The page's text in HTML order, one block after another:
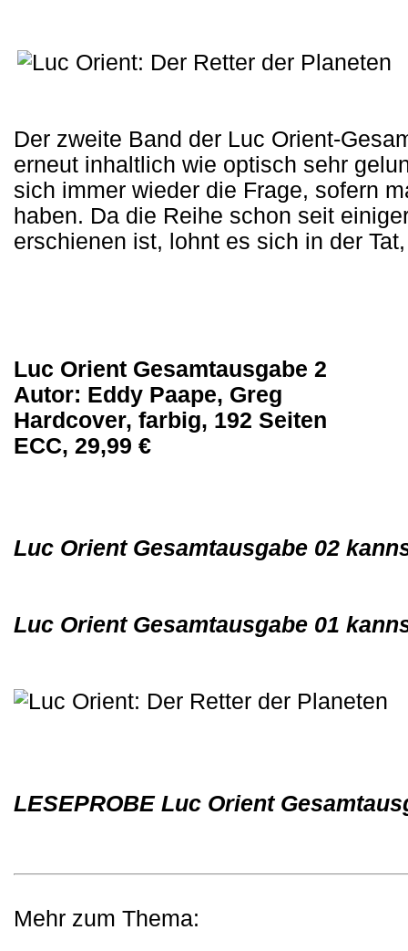
Der zweite Band der Luc Orient-
erneut inhaltlich wie optisch sehr
sich immer wieder die Frage, sofern
haben. Da die Reihe schon seit
erschienen ist, lohnt es sich in der
Luc Orient Gesamtausgabe 2
Autor: Eddy Paape, Greg
Hardcover, farbig, 192 Seiten
ECC, 29,99 €
Luc Orient Gesamtausgabe 02
Luc Orient Gesamtausgabe 01
LESEPROBE Luc Orient
Mehr zum Thema: